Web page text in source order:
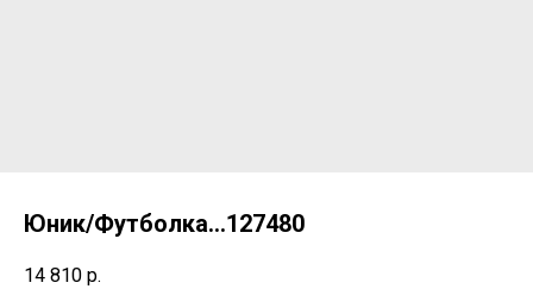
Юник/Футболка...127480
14 810 р.